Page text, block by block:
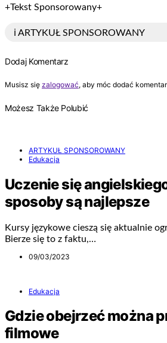
+Tekst Sponsorowany+
ℹ️ ARTYKUŁ SPONSOROWANY
Dodaj Komentarz
Musisz się zalogować, aby móc dodać
Możesz Także Polubić
ARTYKUŁ SPONSOROWANY
Edukacja
Uczenie się
sposoby są najlepsze
Kursy językowe cieszą się aktualnie
Bierze się to z faktu,…
09/03/2023
Edukacja
Gdzie obejrzeć można
filmowe